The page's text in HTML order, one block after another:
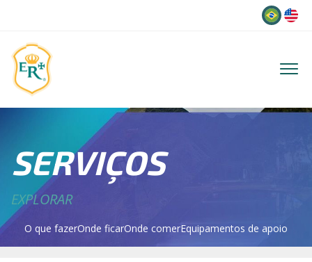
SERVIÇOS
EXPLORAR
O que fazerOnde ficarOnde comerEquipamentos de apoio